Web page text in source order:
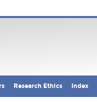
Research Ethics Index